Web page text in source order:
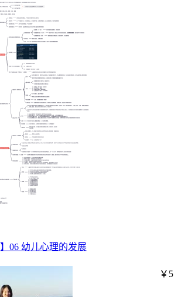
06 幼儿心理的发展
￥5